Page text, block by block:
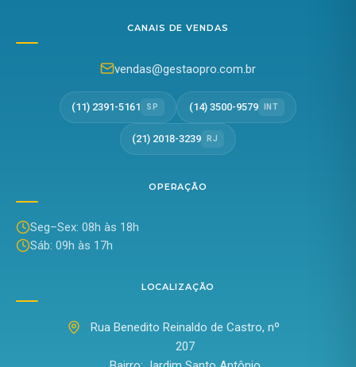
CANAIS DE VENDAS
vendas@gestaopro.com.br
(11) 2391-5161 SP (14) 3500-9579 INT
(21) 2018-3239 RJ
OPERAÇÃO
Seg–Sex: 08h às 18h
Sáb: 09h às 17h
LOCALIZAÇÃO
Rua Benedito Reinaldo de Castro, nº
207